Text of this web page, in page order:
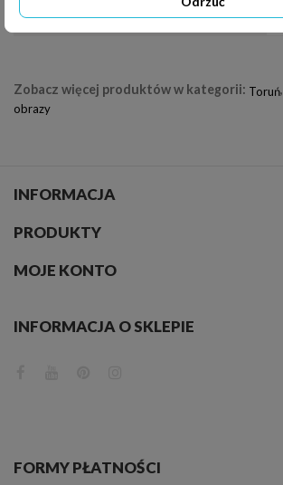
- +
Zobacz więcej produktów w kategorii: Toruń,
obrazy
INFORMACJA
PRODUKTY
MOJE KONTO
INFORMACJA O SKLEPIE
FORMY PŁATNOŚCI